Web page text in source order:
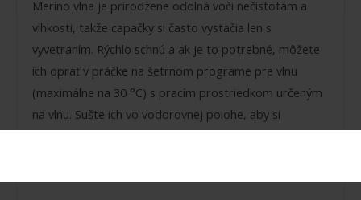
Merino vlna je prirodzene odolná voči nečistotám a
vlhkosti, takže capačky si často vystačia len s
vyvetraním. Rýchlo schnú a ak je to potrebné, môžete
ich oprať v práčke na šetrnom programe pre vlnu
(maximálne na 30 °C) s pracím prostriedkom určeným
na vlnu. Sušte ich vo vodorovnej polohe, aby si
zachovali svoj tvar.